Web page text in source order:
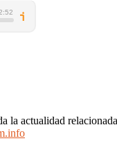
la actualidad